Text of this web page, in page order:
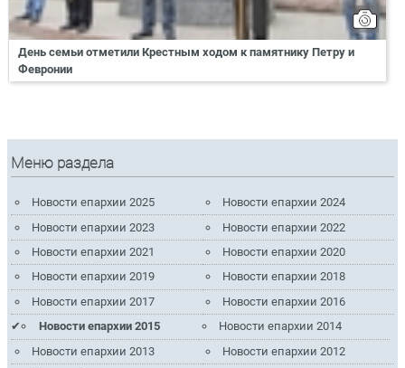
День семьи отметили Крестным ходом к памятнику Петру и
Февронии
Меню раздела
Новости епархии 2025
Новости епархии 2024
Новости епархии 2023
Новости епархии 2022
Новости епархии 2021
Новости епархии 2020
Новости епархии 2019
Новости епархии 2018
Новости епархии 2017
Новости епархии 2016
Новости епархии 2015
Новости епархии 2014
Новости епархии 2013
Новости епархии 2012